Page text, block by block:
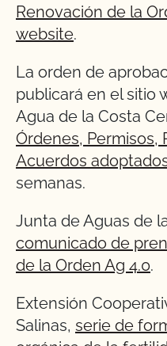
Renovación de la
website.
La orden de
publicará en el sitio
Agua de la Costa
Órdenes, Permisos,
Acuerdos
semanas.
Junta de Aguas de
comunicado de
de la Orden Ag 4.0.
Extensión
Salinas, serie de